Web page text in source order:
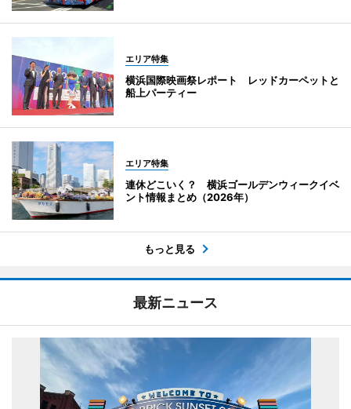
エリア特集
横浜国際映画祭レポート レッドカーペットと
船上パーティー
エリア特集
連休どこいく？ 横浜ゴールデンウィークイベ
ント情報まとめ（2026年）
もっと見る
最新ニュース